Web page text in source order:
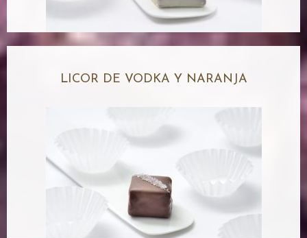
LICOR DE VODKA Y NARANJA